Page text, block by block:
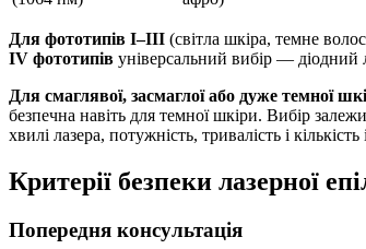
Для фототипів I–III (світла шкіра, темне
IV фототипів універсальний вибір — діодний
Для смаглявої, засмаглої або дуже темної
безпечна навіть для темної шкіри. Вибір
хвилі лазера, потужність, тривалість і
Критерії безпеки лазерної
Попередня консультація